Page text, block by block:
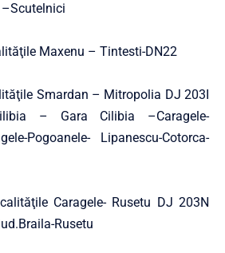
Maxenu – Tintesti-DN22
Smardan – Mitropolia DJ 203I
– Gara Cilibia –Caragele-
Pogoanele- Lipanescu-Cotorca-
Caragele- Rusetu DJ 203N
Rusetu